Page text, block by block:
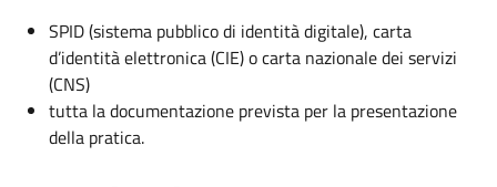
SPID (sistema pubblico di identità digitale), carta
d’identità elettronica (CIE) o carta nazionale dei servizi
(CNS)
tutta la documentazione prevista per la presentazione
della pratica.